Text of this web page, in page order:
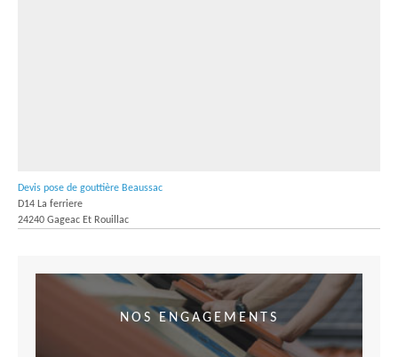
Devis pose de gouttière Beaussac
D14 La ferriere
24240 Gageac Et Rouillac
NOS ENGAGEMENTS